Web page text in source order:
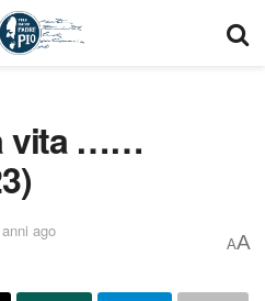
vita ……
ago
AA